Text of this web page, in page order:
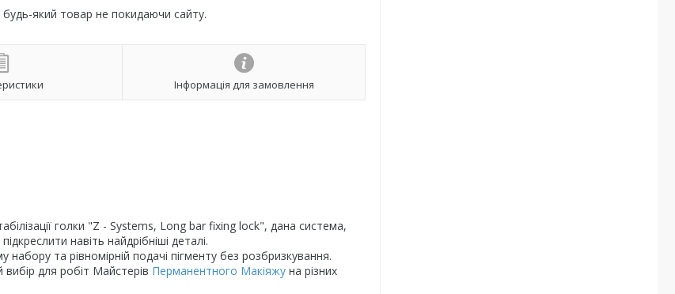
будь-який товар не покидаючи сайту.
Інформація для замовлення
голки "Z - Systems, Long bar fixing lock", дана система,
навіть найдрібніші деталі.
та рівномірній подачі пігменту без розбризкування.
вибір для робіт Майстерів Перманентного Макіяжу на різних